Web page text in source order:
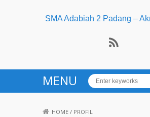
SMA Adabiah 2 Padang –
MENU
HOME / PROFIL